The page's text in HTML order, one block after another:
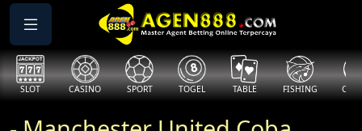
SLOT CASINO SPORT TOGEL TABLE FISHING